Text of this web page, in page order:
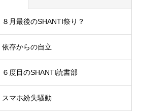
８月最後のSHANTI祭り？
依存からの自立
６度目のSHANTI読書部
スマホ紛失騒動